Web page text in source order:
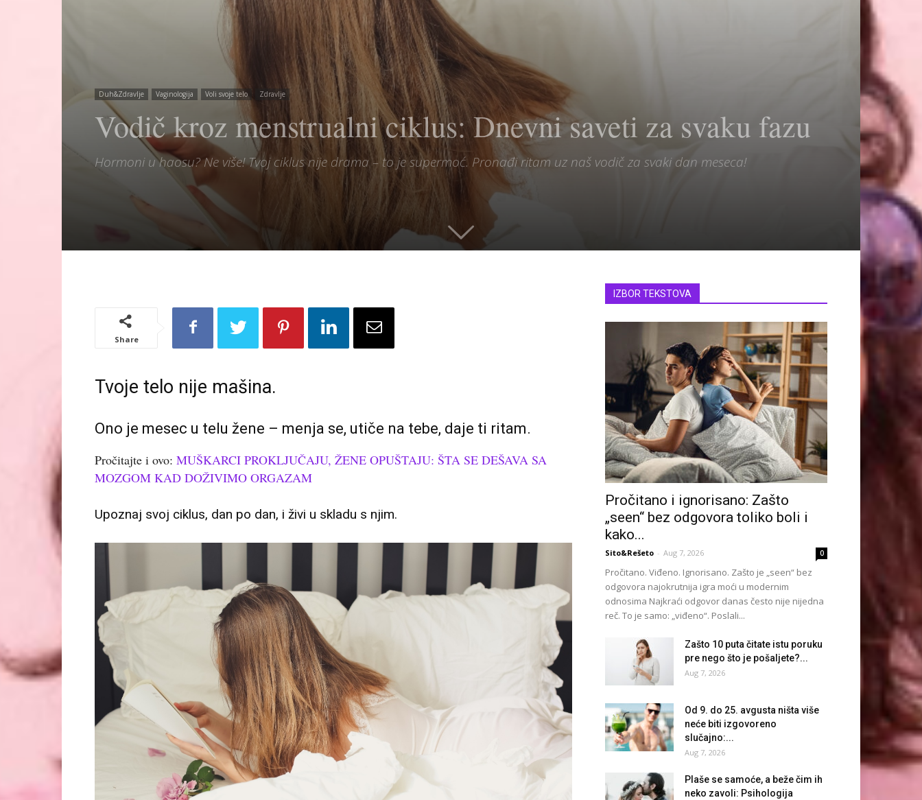
Duh&Zdravlje Vaginologija Voli svoje telo Zdravlje
Vodič kroz menstrualni ciklus: Dnevni saveti za svaku fazu
Hormoni u haosu? Ne više! Tvoj ciklus nije drama – to je supermoć. Pronađi ritam uz naš vodič za svaki dan meseca!
Share
Tvoje telo nije mašina.
Ono je mesec u telu žene – menja se, utiče na tebe, daje ti ritam.
Pročitajte i ovo: MUŠKARCI PROKLJUČAJU, ŽENE OPUŠTAJU: ŠTA SE DEŠAVA SA
MOZGOM KAD DOŽIVIMO ORGAZAM
Upoznaj svoj ciklus, dan po dan, i živi u skladu s njim.
IZBOR TEKSTOVA
Pročitano i ignorisano: Zašto
„seen“ bez odgovora toliko boli i
kako...
Sito&Rešeto - Aug 7, 2026 0
Pročitano. Viđeno. Ignorisano. Zašto je „seen“ bez
odgovora najokrutnija igra moći u modernim
odnosima Najkraći odgovor danas često nije nijedna
reč. To je samo: „viđeno“. Poslali...
Zašto 10 puta čitate istu poruku
pre nego što je pošaljete?...
Aug 7, 2026
Od 9. do 25. avgusta ništa više
neće biti izgovoreno
slučajno:...
Aug 7, 2026
Plaše se samoće, a beže čim ih
neko zavoli: Psihologija